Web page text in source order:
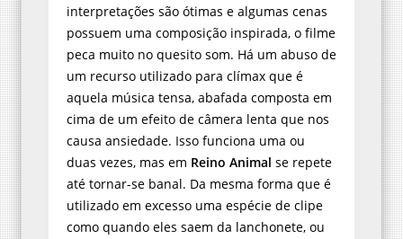
interpretações são ótimas e algumas cenas
possuem uma composição inspirada, o filme
peca muito no quesito som. Há um abuso de
um recurso utilizado para clímax que é
aquela música tensa, abafada composta em
cima de um efeito de câmera lenta que nos
causa ansiedade. Isso funciona uma ou
duas vezes, mas em Reino Animal se repete
até tornar-se banal. Da mesma forma que é
utilizado em excesso uma espécie de clipe
como quando eles saem da lanchonete, ou